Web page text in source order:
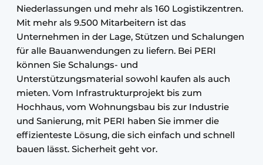
Niederlassungen und mehr als 160 Logistikzentren.
Mit mehr als 9.500 Mitarbeitern ist das
Unternehmen in der Lage, Stützen und Schalungen
für alle Bauanwendungen zu liefern. Bei PERI
können Sie Schalungs- und
Unterstützungsmaterial sowohl kaufen als auch
mieten. Vom Infrastrukturprojekt bis zum
Hochhaus, vom Wohnungsbau bis zur Industrie
und Sanierung, mit PERI haben Sie immer die
effizienteste Lösung, die sich einfach und schnell
bauen lässt. Sicherheit geht vor.